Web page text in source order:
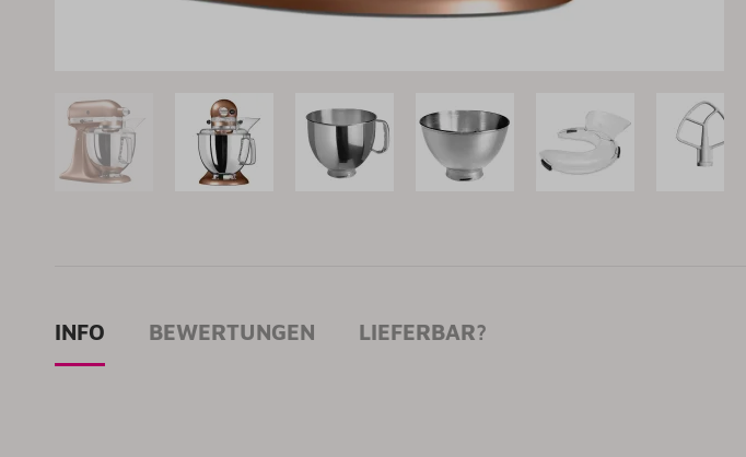
INFO BEWERTUNGEN LIEFERBAR?